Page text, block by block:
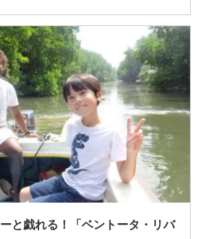
と戯れる！「ベントータ・リバ